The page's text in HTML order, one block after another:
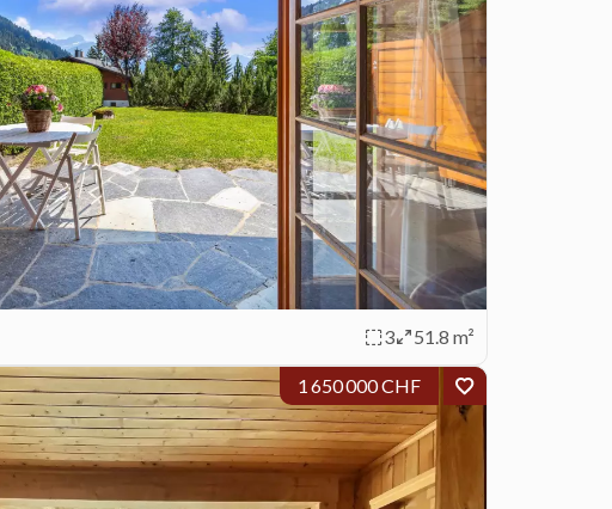
3 51.8 m²
1 650 000 CHF